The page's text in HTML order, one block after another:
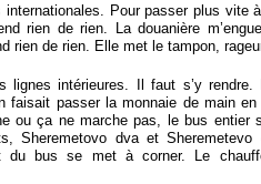
Pour passer plus vite
rien de rien. La douanière
rien de rien. Elle met le tampon,
lignes intérieures. Il faut s’y
passer la monnaie de main en
ça ne marche pas, le bus entier
Sheremetovo dva et
bus se met à corner. Le